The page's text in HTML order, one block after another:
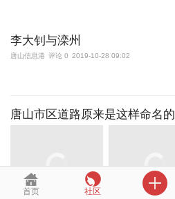
首页 社区

李大钊与滦州
唐山信息港 评论 0 2019-10-28 09:02
唐山市区道路原来是这样命名的